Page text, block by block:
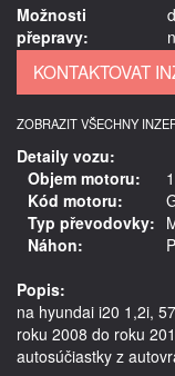
Možnosti
přepravy:
ZOBRAZIT VŠECHNY
Detaily vozu:
Objem motoru:
Kód motoru:
Typ převodovky:
Náhon:
Popis:
na hyundai i20 1,2i,
roku 2008 do roku